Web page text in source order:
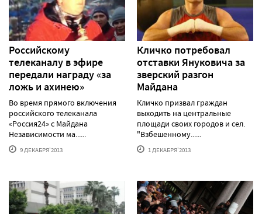
Российскому
телеканалу в эфире
передали награду «за
ложь и ахинею»
Во время прямого включения
российского телеканала
«Россия24» с Майдана
Независимости ма......
9 ДЕКАБРЯ'2013
Кличко потребовал
отставки Януковича за
зверский разгон
Майдана
Кличко призвал граждан
выходить на центральные
площади своих городов и сел.
"Взбешенному......
1 ДЕКАБРЯ'2013